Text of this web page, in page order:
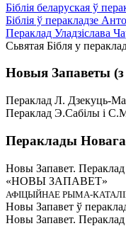
Біблія беларуская ў
Біблія ў перакладзе
Пераклад Уладзіслава
Сьвятая Бібля у
Новыя Запаветы (з
Пераклад Л. Дзекуць-
Пераклад Э.Сабілы і
Пераклады Новага
Новы Запавет.
«НОВЫ ЗАПАВЕТ»
АФІЦЫЙНАЕ РЫМА-
Новы Запавет ў
Новы Запавет. Пераклад